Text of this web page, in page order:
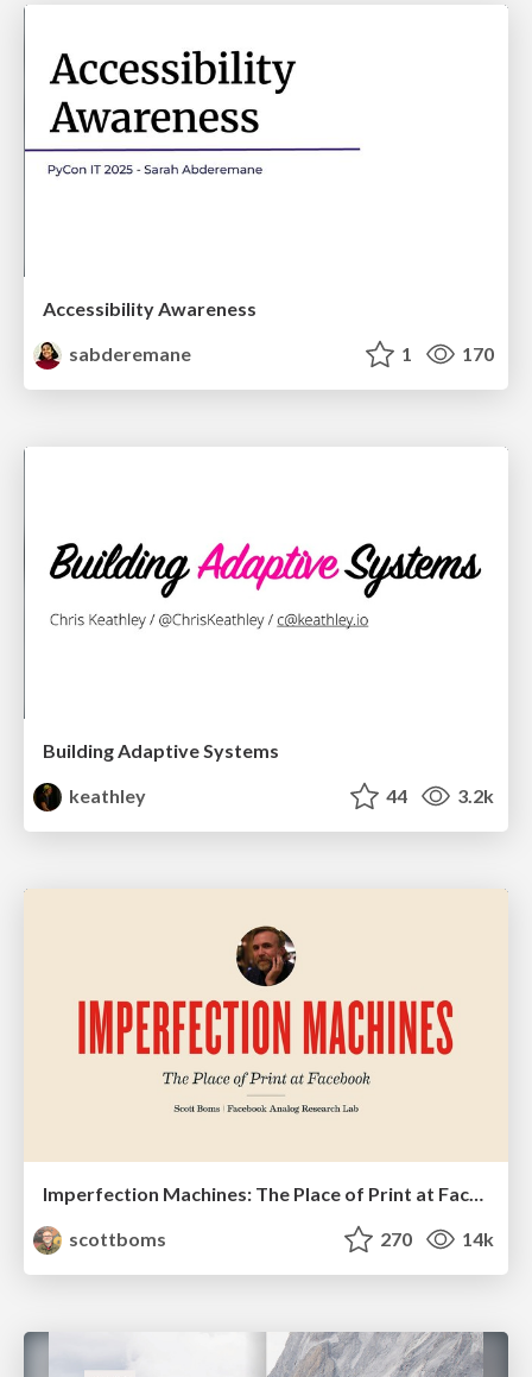
Accessibility Awareness
sabderemane
1 170
Building Adaptive Systems
keathley
44 3.2k
Imperfection Machines: The Place of Print at Facebook
scottboms
270 14k